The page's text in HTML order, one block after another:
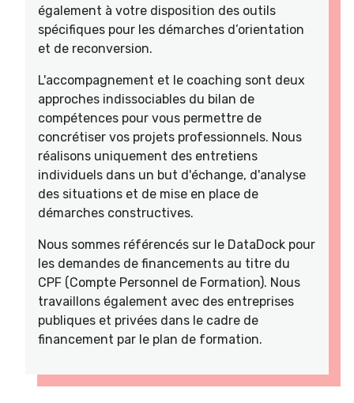
également à votre disposition des outils
spécifiques pour les démarches d’orientation
et de reconversion.
L'accompagnement et le coaching sont deux
approches indissociables du bilan de
compétences pour vous permettre de
concrétiser vos projets professionnels. Nous
réalisons uniquement des entretiens
individuels dans un but d'échange, d'analyse
des situations et de mise en place de
démarches constructives.
Nous sommes référencés sur le DataDock pour
les demandes de financements au titre du
CPF (Compte Personnel de Formation). Nous
travaillons également avec des entreprises
publiques et privées dans le cadre de
financement par le plan de formation.